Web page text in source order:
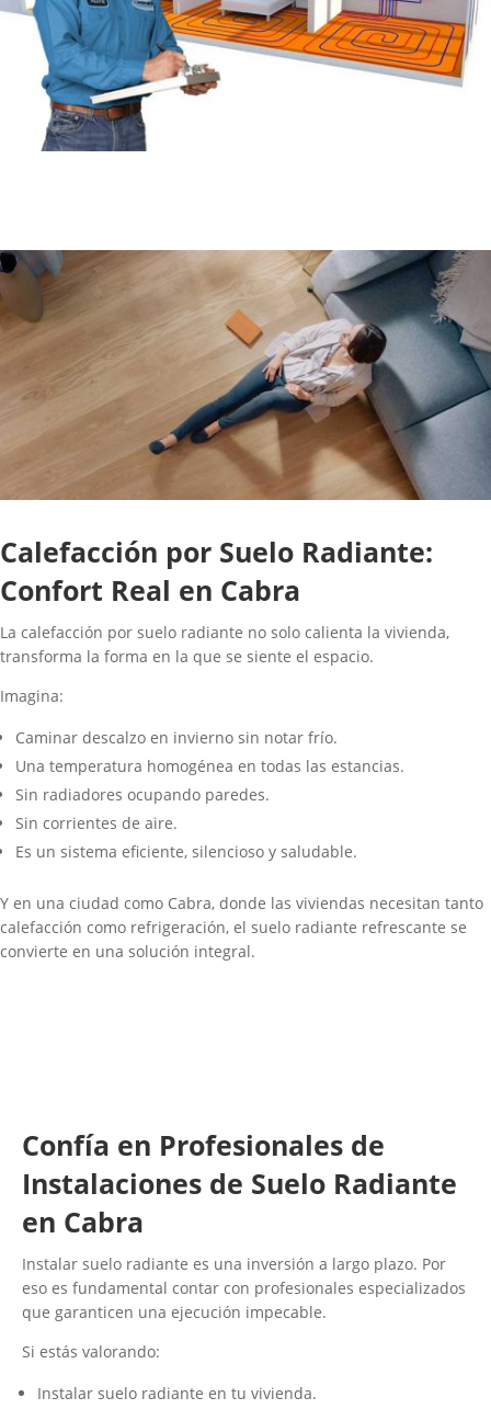
Calefacción por Suelo Radiante:
Confort Real en Cabra
La calefacción por suelo radiante no solo calienta la vivienda,
transforma la forma en la que se siente el espacio.
Imagina:
Caminar descalzo en invierno sin notar frío.
Una temperatura homogénea en todas las estancias.
Sin radiadores ocupando paredes.
Sin corrientes de aire.
Es un sistema eficiente, silencioso y saludable.
Y en una ciudad como Cabra, donde las viviendas necesitan tanto
calefacción como refrigeración, el suelo radiante refrescante se
convierte en una solución integral.
Confía en Profesionales de
Instalaciones de Suelo Radiante
en Cabra​
Instalar suelo radiante es una inversión a largo plazo. Por
eso es fundamental contar con profesionales especializados
que garanticen una ejecución impecable.
Si estás valorando:
Instalar suelo radiante en tu vivienda.